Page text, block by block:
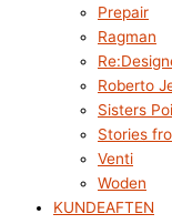
Prepair
Ragman
Roberto
Sisters
Stories
Venti
Woden
KUNDEAFTEN